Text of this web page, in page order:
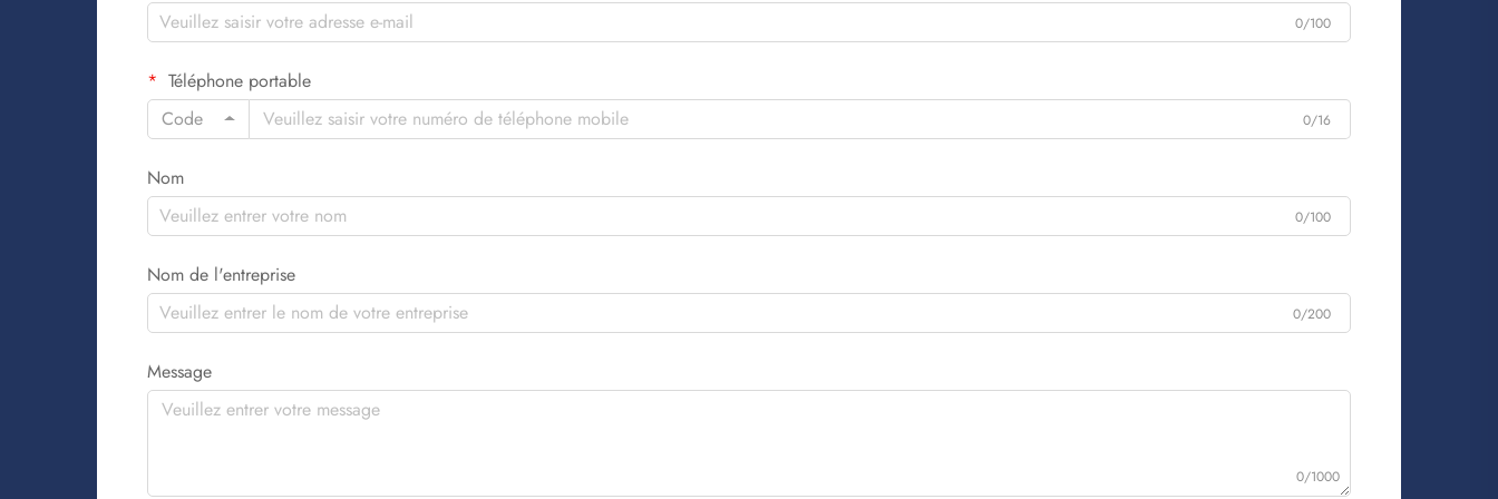
0/100
Téléphone portable
Code
0/16
Nom
0/100
Nom de l'entreprise
0/200
Message
0/1000